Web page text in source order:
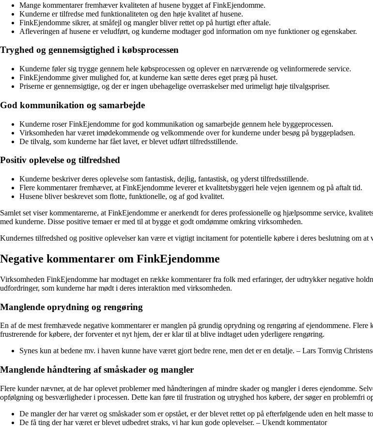
Mange kommentarer fremhæver kvaliteten af husene bygget af FinkEjendomme.
Kunderne er tilfredse med funktionaliteten og den høje kvalitet af husene.
FinkEjendomme sikrer, at småfejl og mangler bliver rettet op på hurtigt efter aftale.
Afleveringen af husene er veludført, og kunderne modtager god information om nye funktioner og egenskaber.
Tryghed og gennemsigtighed i købsprocessen
Kunderne føler sig trygge gennem hele købsprocessen og oplever en nærværende og velinformerede service.
FinkEjendomme giver mulighed for, at kunderne kan sætte deres eget præg på huset.
Priserne er gennemsigtige, og der er ingen ubehagelige overraskelser med urimeligt høje tilvalgspriser.
God kommunikation og samarbejde
Kunderne roser FinkEjendomme for god kommunikation og samarbejde gennem hele byggeprocessen.
Virksomheden har været imødekommende og velkommende over for kunderne under besøg på byggepladsen.
De tilvalg, som kunderne har fået lavet, er blevet udført tilfredsstillende.
Positiv oplevelse og tilfredshed
Kunderne beskriver deres oplevelse som fantastisk, dejlig, fantastisk, og yderst tilfredsstillende.
Flere kommentarer fremhæver, at FinkEjendomme leverer et kvalitetsbyggeri hele vejen igennem og på aftalt tid.
Husene bliver beskrevet som flotte, funktionelle, og af god kvalitet.
Samlet set viser kommentarerne, at FinkEjendomme er anerkendt for deres professionelle og hjælpsomme service,
med kunderne. Disse positive temaer er med til at bygge et godt omdømme omkring virksomheden.
Kundernes tilfredshed og positive oplevelser kan være et vigtigt incitament for potentielle købere i deres beslutning om at
Negative kommentarer om FinkEjendomme
Virksomheden FinkEjendomme har modtaget en række kommentarer fra folk med erfaringer, der udtrykker negative
udfordringer, som kunderne har mødt i deres interaktion med virksomheden.
Manglende oprydning og rengøring
En af de mest fremhævede negative kommentarer er manglen på grundig oprydning og rengøring af ejendommene.
frustrerende for købere, der forventer et nyt hjem, der er klar til at blive indtaget uden yderligere rengøring.
Synes kun at bedene mv. i haven kunne have været gjort bedre rene, men det er en detalje. – Lars Tornvig
Manglende håndtering af småskader og mangler
Flere kunder nævner, at de har oplevet problemer med håndteringen af mindre skader og mangler i deres ejendomme.
opfølgning og besværligheder i processen. Dette kan føre til frustration og utryghed hos købere, der søger en problemfri
De mangler der har været og småskader som er opstået, er der blevet rettet op på efterfølgende uden en helt
De få ting der har været er blevet udbedret straks, vi har kun gode oplevelser. – Ukendt kommentator